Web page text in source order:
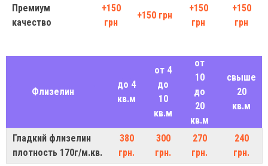
Премиум
качество
+150
грн
+150 грн
+150
грн
+150
грн
Флизелин
до 4
кв.м
от 4
до
10
кв.м
от
10
до
20
кв.м
свыше
20
кв.м
Гладкий флизелин
плотность 170г/м.кв.
380
грн.
300
грн.
270
грн.
240
грн.